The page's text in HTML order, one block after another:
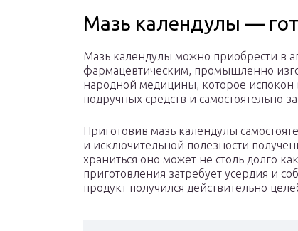
Мазь календулы —
Мазь календулы можно приобрести в
фармацевтическим, промышленно
народной медицины, которое испокон
подручных средств и самостоятельно
Приготовив мазь календулы
и исключительной полезности
храниться оно может не столь долго
приготовления затребует усердия и
продукт получился действительно